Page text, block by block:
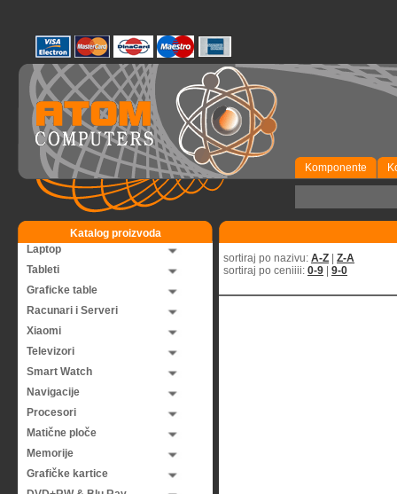
Komponente
Katalog proizvoda
Laptop
Tableti
Graficke table
Racunari i Serveri
Xiaomi
Televizori
Smart Watch
Navigacije
Procesori
Matične ploče
Memorije
Grafičke kartice
sortiraj po nazivu: A-Z
Z-A
sortiraj po ceniiii: 0-9 9-0